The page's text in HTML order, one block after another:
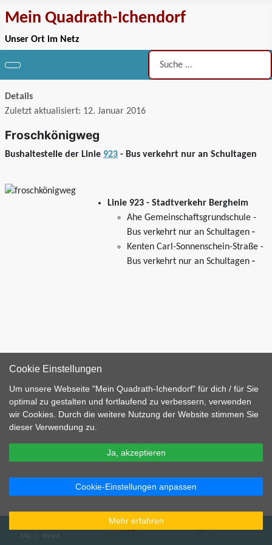
Mein Quadrath-Ichendorf
Unser Ort im Netz
Suchen
Details
Zuletzt aktualisiert: 12. Januar 2016
Froschkönigweg
Bushaltestelle der Linie 923 - Bus verkehrt nur an Schultagen
Linie 923 - Stadtverkehr Bergheim
Ahe Gemeinschaftsgrundschule -
Bus verkehrt nur an Schultagen -
Kenten Carl-Sonnenschein-Straße -
Bus verkehrt nur an Schultagen -
Gleis11Wintermärchen
Kontakt
FAQ Wir auf
Cookie Einstellungen
Um unsere Webseite "Mein Quadrath-Ichendorf" für dich / für Sie
optimal zu gestalten und fortlaufend zu verbessern, verwenden
wir Cookies. Durch die weitere Nutzung der Website stimmen Sie
dieser Verwendung zu.
Ja, akzeptieren
Cookie-Einstellungen anpassen
Mehr erfahren